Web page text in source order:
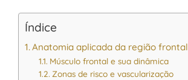
Índice
Anatomia aplicada da região frontal
Músculo frontal e sua dinâmica
Zonas de risco e vascularização